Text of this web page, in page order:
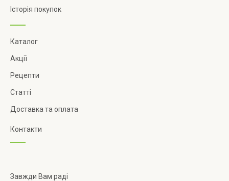
Історія покупок
Каталог
Акції
Рецепти
Статті
Доставка та оплата
Контакти
Завжди Вам раді